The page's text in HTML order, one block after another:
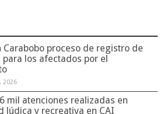
Carabobo proceso de registro de
para los afectados por el
2026
mil atenciones realizadas en
lúdica y recreativa en CAI